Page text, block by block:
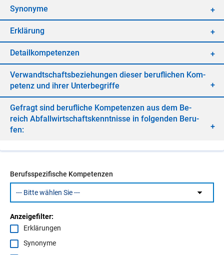
Syn­ony­me
Er­klä­rung
De­tail­kom­pe­ten­zen
Ver­wandt­schafts­be­zie­hun­gen die­ser be­ruf­li­chen Kom­
pe­tenz und ih­rer Un­ter­be­grif­fe
Ge­fragt sind be­ruf­li­che Kom­pe­ten­zen aus dem Be­
reich Ab­fall­wirt­schafts­kennt­nis­se in fol­gen­den Be­ru­
fen:
Berufsspezifische Kompetenzen
Anzeigefilter:
Erklärungen
Synonyme